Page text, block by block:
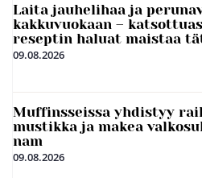
Laita jauhelihaa ja
kakkuvuokaan –
reseptin haluat maistaa
09.08.2026
Muffinsseissa yhdistyy
mustikka ja makea
nam
09.08.2026